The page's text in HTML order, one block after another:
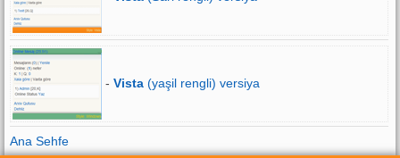
- Vista (yaşil rengli) versiya
Ana Sehfe